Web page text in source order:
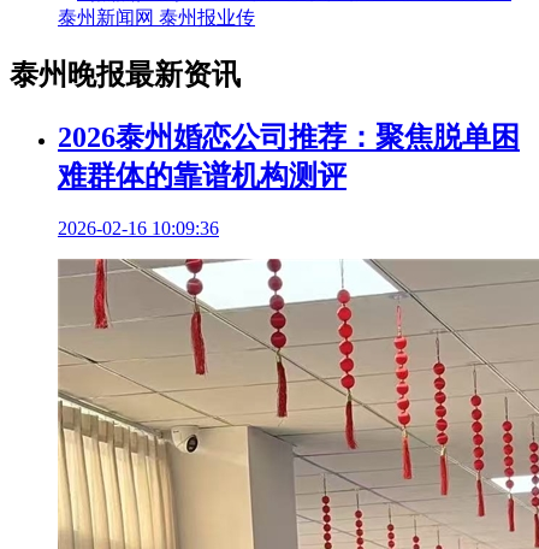
泰州新闻网 泰州报业传
泰州晚报最新资讯
2026泰州婚恋公司推荐：聚焦脱单困
难群体的靠谱机构测评
2026-02-16 10:09:36